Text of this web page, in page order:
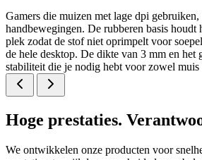
Gamers die muizen met lage dpi
handbewegingen. De rubberen basis houdt
plek zodat de stof niet oprimpelt voor
de hele desktop. De dikte van 3 mm en het
stabiliteit die je nodig hebt voor zowel muis
Hoge prestaties.
We ontwikkelen onze producten voor